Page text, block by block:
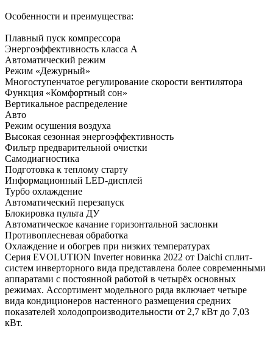
Особенности и преимущества:
Плавный пуск компрессора
Энергоэффективность класса А
Автоматический режим
Режим «Дежурный»
Многоступенчатое регулирование скорости вентилятора
Функция «Комфортный сон»
Вертикальное распределение
Авто
Режим осушения воздуха
Высокая сезонная энергоэффективность
Фильтр предварительной очистки
Самодиагностика
Подготовка к теплому старту
Информационный LED-дисплей
Турбо охлаждение
Автоматический перезапуск
Блокировка пульта ДУ
Автоматическое качание горизонтальной заслонки
Противоплесневая обработка
Охлаждение и обогрев при низких температурах
Серия EVOLUTION Inverter новинка 2022 от Daichi сплит-
систем инверторного вида представлена более современными
аппаратами с постоянной работой в четырёх основных
режимах. Ассортимент модельного ряда включает четыре
вида кондиционеров настенного размещения средних
показателей холодопроизводительности от 2,7 кВт до 7,03
кВт.